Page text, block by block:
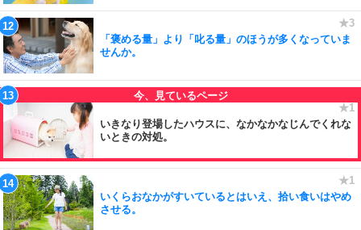
「褒める量」より「叱る量」のほうが多くなっていま
せんか。
いきなり登場したハウスに、なかなかなじんでくれな
いときの対処。
いくらおなかがすいているとはいえ、拾い食いはやめ
させる。